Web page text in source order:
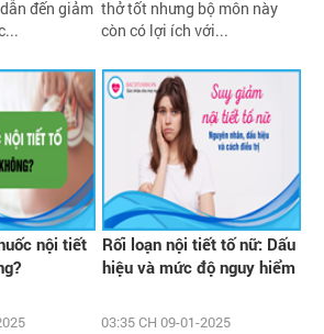
đến giảm thở tốt nhưng bộ môn này
còn có lợi ích với...
nội tiết
Rối loạn nội tiết tố nữ: Dấu
hiệu và mức độ nguy hiểm
03:35 CH 09-01-2025